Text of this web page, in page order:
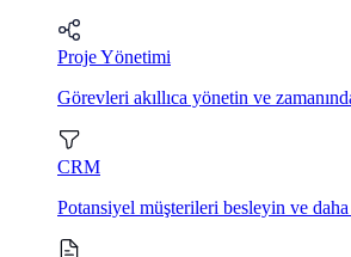
Proje Yönetimi
Görevleri akıllıca yönetin ve
CRM
Potansiyel müşterileri besleyin ve